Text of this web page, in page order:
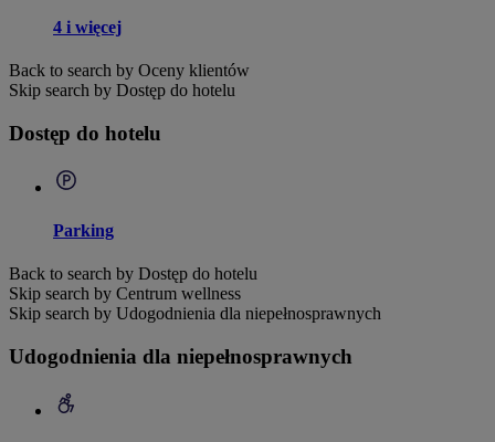
4 i więcej
Back to search by Oceny klientów
Skip search by Dostęp do hotelu
Dostęp do hotelu
Parking
Back to search by Dostęp do hotelu
Skip search by Centrum wellness
Skip search by Udogodnienia dla niepełnosprawnych
Udogodnienia dla niepełnosprawnych